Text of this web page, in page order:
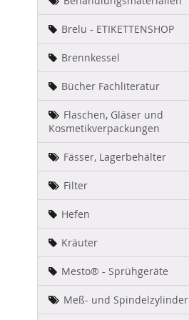
Brelu - ETIKETTENSHOP
Brennkessel
Bücher Fachliteratur
Flaschen, Gläser und
Kosmetikverpackungen
Fässer, Lagerbehälter
Filter
Hefen
Kräuter
Mesto® - Sprühgeräte
Meß- und Spindelzylinder